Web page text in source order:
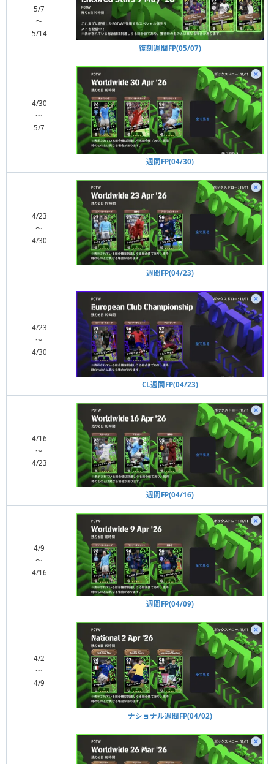
5/7
〜
5/14
復刻週間FP(05/07)
4/30
〜
5/7
週間FP(04/30)
4/23
〜
4/30
週間FP(04/23)
4/23
〜
4/30
CL週間FP(04/23)
4/16
〜
4/23
週間FP(04/16)
4/9
〜
4/16
週間FP(04/09)
4/2
〜
4/9
ナショナル週間FP(04/02)